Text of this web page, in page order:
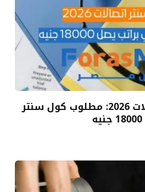
وظائف كول سنتر اتصالات 2026: مطلوب كول سنتر